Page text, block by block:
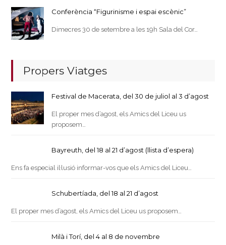
Conferència “Figurinisme i espai escènic”
Dimecres 30 de setembre a les 19h Sala del Cor…
Propers Viatges
Festival de Macerata, del 30 de juliol al 3 d’agost
El proper mes d’agost, els Amics del Liceu us
proposem…
Bayreuth, del 18 al 21 d’agost (llista d’espera)
Ens fa especial il·lusió informar-vos que els Amics del Liceu…
Schubertíada, del 18 al 21 d’agost
El proper mes d’agost, els Amics del Liceu us proposem…
Milà i Torí, del 4 al 8 de novembre